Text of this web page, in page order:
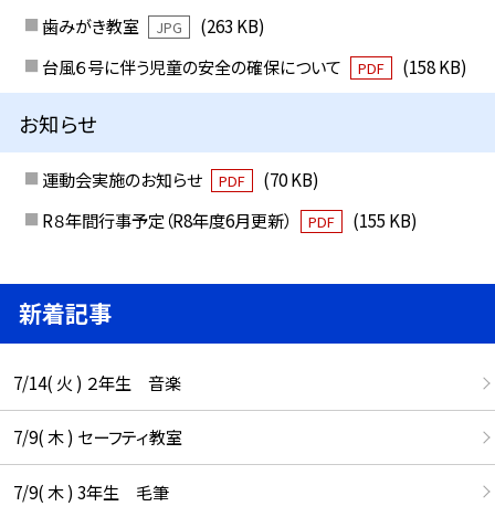
歯みがき教室 JPG
(263 KB)
台風６号に伴う児童の安全の確保について
PDF (158 KB)
お知らせ
運動会実施のお知らせ PDF
(70 KB)
R８年間行事予定（R8年度6月更新）
PDF (155 KB)
新着記事
7/14( 火 ) ２年生 音楽
7/9( 木 ) セーフティ教室
7/9( 木 ) 3年生 毛筆